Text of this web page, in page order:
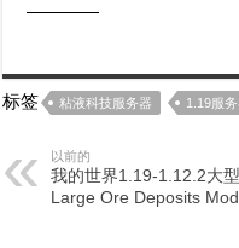
————
标签 粘液科技服务器 1.19服
以前的
我的世界1.19-1.12.2大
Large Ore Deposits